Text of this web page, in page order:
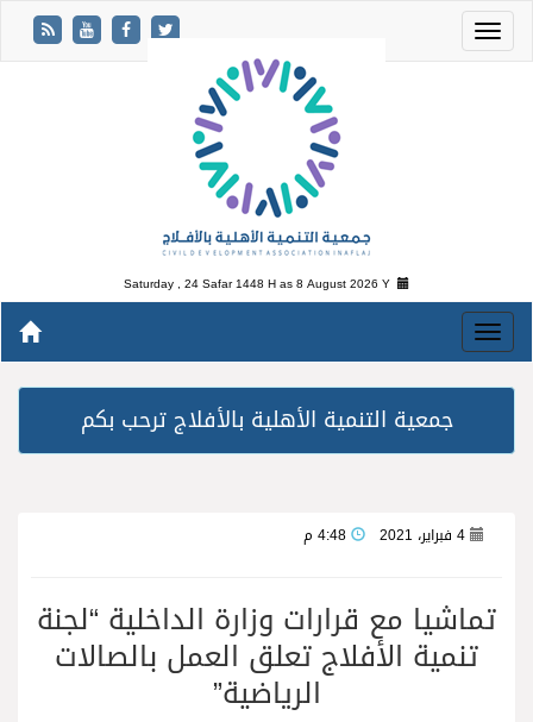
Saturday , 24 Safar 1448 H as8 August 2026 Y
جمعية التنمية الأهلية بالأفلاج ترحب بكم
4 فبراير، 2021
تماشيا مع قرارات وزارة الداخلية “لجنة
تنمية الأفلاج تعلق العمل بالصالات
الرياضية”